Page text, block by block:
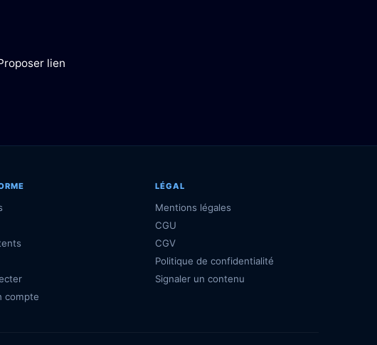
lien
compte
LÉGAL
Mentions légales
CGU
CGV
Politique de confidentialité
Signaler un contenu